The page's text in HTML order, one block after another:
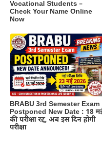
Vocational Students –
Check Your Name Online
Now
BRABU 3rd Semester Exam
Postponed New Date : 18
की परीक्षा रद्द, अब इस दिन होगी
परीक्षा